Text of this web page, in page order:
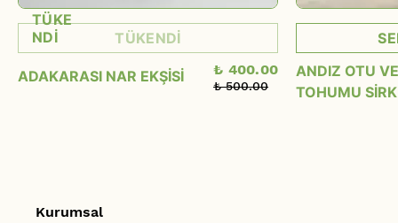
TÜKE
NDİ
TÜKENDİ
ADAKARASI NAR EKŞİSİ ₺ 400.00
₺ 500.00
ANDIZ OTU
TOHUMU
Kurumsal